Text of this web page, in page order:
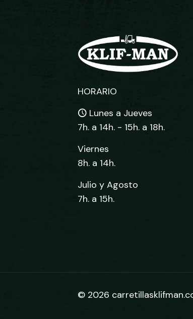
HORARIO
Lunes a Jueves
7h. a 14h. - 15h. a 18h.
Viernes
8h. a 14h.
Julio y Agosto
7h. a 15h.
© 2026